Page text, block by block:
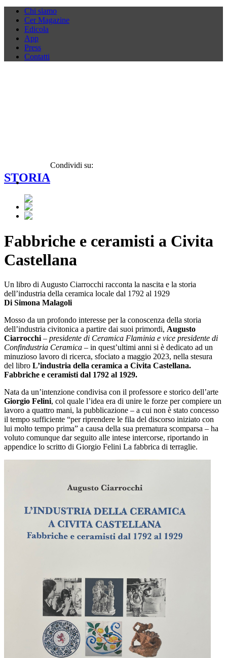
Chi siamo
Cer Magazine
Edicola
App
Press
Contatti
STORIA
Condividi su:
Fabbriche e ceramisti a Civita
Castellana
Un libro di Augusto Ciarrocchi racconta la nascita e la storia
dell’industria della ceramica locale dal 1792 al 1929
Di Simona Malagoli
Mosso da un profondo interesse per la conoscenza della storia
dell’industria civitonica a partire dai suoi primordi, Augusto
Ciarrocchi – presidente di Ceramica Flaminia e vice presidente di
Confindustria Ceramica – in quest’ultimi anni si è dedicato ad un
minuzioso lavoro di ricerca, sfociato a maggio 2023, nella stesura
del libro L’industria della ceramica a Civita Castellana.
Fabbriche e ceramisti dal 1792 al 1929.
Nata da un’intenzione condivisa con il professore e storico dell’arte
Giorgio Felini, col quale l’idea era di unire le forze per compiere un
lavoro a quattro mani, la pubblicazione – a cui non è stato concesso
il tempo sufficiente “per riprendere le fila del discorso iniziato con
lui molto tempo prima” a causa della sua prematura scomparsa – ha
voluto comunque dar seguito alle intese intercorse, riportando in
appendice lo scritto di Giorgio Felini La fabbrica di terraglie.